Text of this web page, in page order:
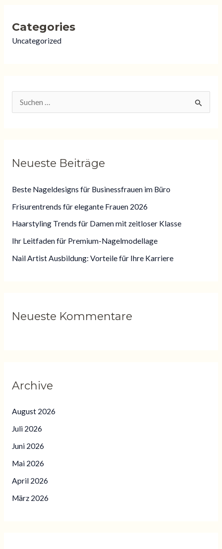
Categories
Uncategorized
e
a
c
h
:
Neueste Beiträge
Beste Nageldesigns für Businessfrauen im Büro
Frisurentrends für elegante Frauen 2026
Haarstyling Trends für Damen mit zeitloser Klasse
Ihr Leitfaden für Premium-Nagelmodellage
Nail Artist Ausbildung: Vorteile für Ihre Karriere
Neueste Kommentare
Archive
August 2026
Juli 2026
Juni 2026
Mai 2026
April 2026
März 2026